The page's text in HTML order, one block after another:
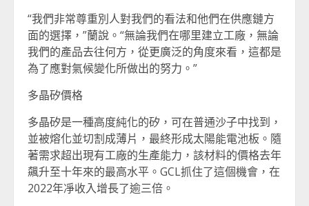
“我們非常尊重別人對我們的看法和他們在供應鏈方
面的選擇，”蘭說。“無論我們在哪里建立工廠，無論
我們的產品去往何方，從更廣泛的角度來看，這都是
為了應對氣候變化所做出的努力。”
多晶矽價格
多晶矽是一種高度純化的矽，可在普通沙子中找到，
並被熔化並切割成薄片，最終形成太陽能電池板。隨
著需求超出現有工廠的生產能力，該材料的價格去年
飆升至十年來的最高水平。GCL抓住了這個機會，在
2022年凈收入增長了逾三倍。